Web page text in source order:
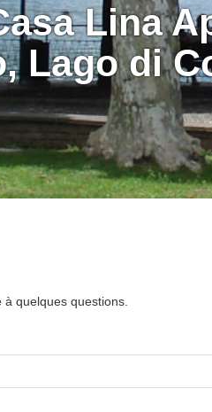
Lina
Lago di
quelques questions.